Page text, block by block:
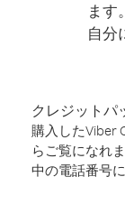
ます
自分
クレジットパ
購入したViber
らご覧になれ
中の電話番号